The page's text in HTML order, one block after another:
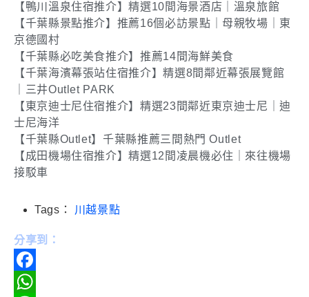
【鴨川溫泉住宿推介】精選10間海景酒店｜溫泉旅館
【千葉縣景點推介】推薦16個必訪景點｜母親牧場｜東
京德國村
【千葉縣必吃美食推介】推薦14間海鮮美食
【千葉海濱幕張站住宿推介】精選8間鄰近幕張展覽館
｜三井Outlet PARK
【東京迪士尼住宿推介】精選23間鄰近東京迪士尼｜迪
士尼海洋
【千葉縣Outlet】千葉縣推薦三間熱門 Outlet
【成田機場住宿推介】精選12間凌晨機必住｜來往機場
接駁車
Tags： 川越景點
分享到：
Facebook